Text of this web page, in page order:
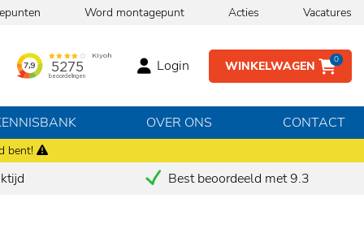
bent!
Word montagepunt Acties Vacatures
WINKELWAGEN 0
Login
OVER ONS CONTACT
Best beoordeeld met 9.3